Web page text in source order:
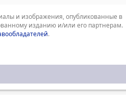
и изображения, опубликованные в
изданию и/или его партнерам.
.